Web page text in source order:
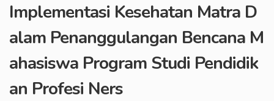
Implementasi Kesehatan Matra D
alam Penanggulangan Bencana M
ahasiswa Program Studi Pendidik
an Profesi Ners